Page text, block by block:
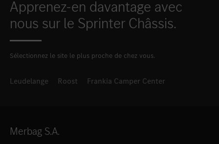
Apprenez-en davantage avec
nous sur le Sprinter Châssis.
Sélectionnez le site le plus proche de chez vous.
Leudelange Roost Frankia Camper Center
Merbag S.A.